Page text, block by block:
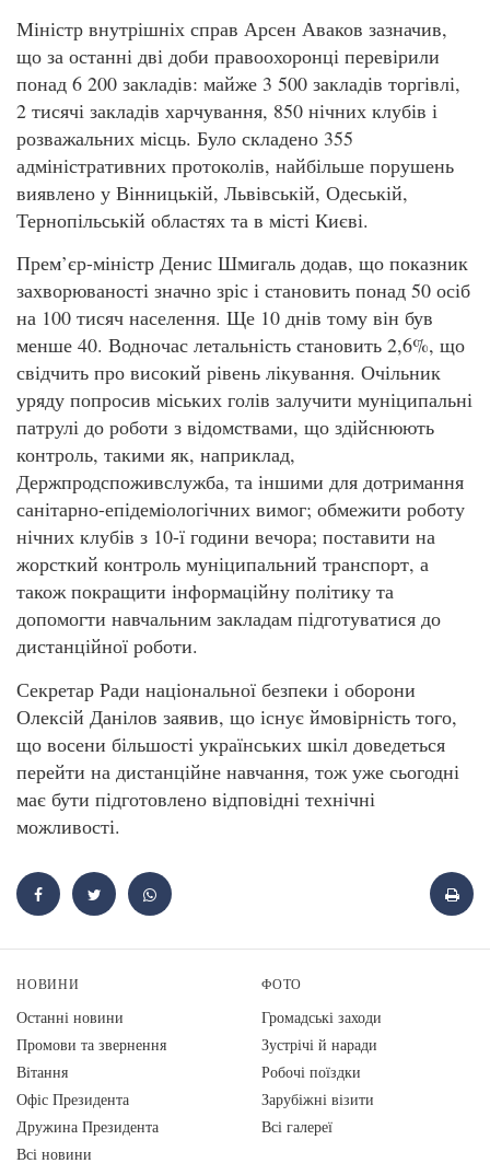
Міністр внутрішніх справ Арсен Аваков зазначив,
що за останні дві доби правоохоронці перевірили
понад 6 200 закладів: майже 3 500 закладів торгівлі,
2 тисячі закладів харчування, 850 нічних клубів і
розважальних місць. Було складено 355
адміністративних протоколів, найбільше порушень
виявлено у Вінницькій, Львівській, Одеській,
Тернопільській областях та в місті Києві.
Прем’єр-міністр Денис Шмигаль додав, що показник
захворюваності значно зріс і становить понад 50 осіб
на 100 тисяч населення. Ще 10 днів тому він був
менше 40. Водночас летальність становить 2,6%, що
свідчить про високий рівень лікування. Очільник
уряду попросив міських голів залучити муніципальні
патрулі до роботи з відомствами, що здійснюють
контроль, такими як, наприклад,
Держпродспоживслужба, та іншими для дотримання
санітарно-епідеміологічних вимог; обмежити роботу
нічних клубів з 10-ї години вечора; поставити на
жорсткий контроль муніципальний транспорт, а
також покращити інформаційну політику та
допомогти навчальним закладам підготуватися до
дистанційної роботи.
Секретар Ради національної безпеки і оборони
Олексій Данілов заявив, що існує ймовірність того,
що восени більшості українських шкіл доведеться
перейти на дистанційне навчання, тож уже сьогодні
має бути підготовлено відповідні технічні
можливості.
НОВИНИ
Останні новини
Промови та звернення
Вiтання
Офіс Президента
Дружина Президента
Всі новини
ФОТО
Громадські заходи
Зустрічі й наради
Робочі поїздки
Зарубіжні візити
Всі галереї